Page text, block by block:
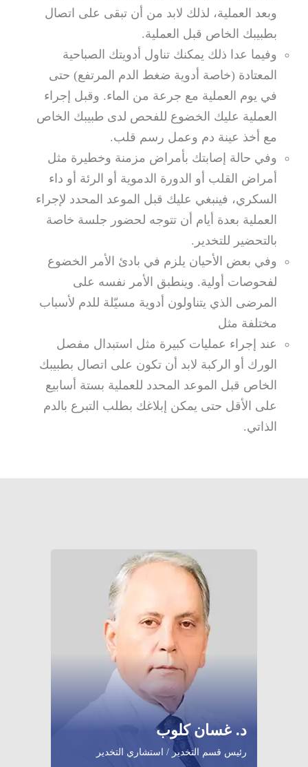
وبعد العملية، لذلك لابد من أن تبقى على اتصال
بطبيبك الخاص قبل العملية.
وفيما عدا ذلك يمكنك تناول أدويتك الصباحية
المعتادة (خاصة أدوية ضغط الدم المرتفع) حتى
في يوم العملية مع جرعة من الماء. وقبل إجراء
العملية عليك الخضوع للفحص لدى طبيبك الخاص
مع أخذ عينة دم وعمل رسم قلب.
وفي حالة إصابتك بأمراض مزمنة وخطيرة مثل
أمراض القلب أو الدورة الدموية أو الرئة أو داء
السكري، فينبغي عليك قبل الموعد المحدد لإجراء
العملية بعدة أيام أن تتوجه لحضور جلسة خاصة
بالتحضير للتخدير.
وفي بعض الأحيان يلزم في بادئ الأمر الخضوع
لفحوصات أولية. وينطبق الأمر نفسه على
المرضى الذي يتناولون أدوية مسيّلة للدم لأسباب
مختلفة مثل
عند إجراء عمليات كبيرة مثل استبدال مفصل
الورك أو الركبة لابد أن تكون على اتصال بطبيبك
الخاص قبل الموعد المحدد للعملية بستة أسابيع
على الأقل حتى يمكن إبلاغك بطلب التبرع بالدم
الذاتي.
د. غسان كلوب
رئيس قسم التخدير / استشاري التخدير